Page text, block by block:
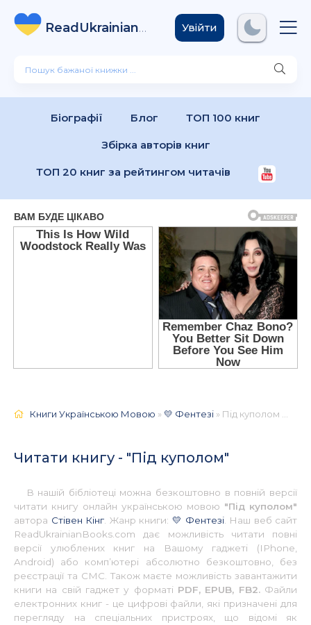
ReadUkrainian
Books .com
Увійти
Біографії Блог ТОП 100 книг
Збірка авторів книг
ТОП 20 книг за рейтингом читачів
Книги Українською Мовою »💛 Фентезі » Під куполом 📚 - Українською
Читати книгу - "Під куполом"
В нашій бібліотеці можна безкоштовно в повній версії
читати книгу онлайн українською мовою "Під куполом"
автора Стівен Кінг . Жанр книги: 💛 Фентезі. Наш веб сайт
ReadUkrainianBooks.com дає можливість читати повні
версії улюблених книг на Вашому гаджеті (IPhone,
Android) або комп’ютері абсолютно безкоштовно, без
реєстрації та СМС. Також маєте можливість завантажити
книги на свій гаджет у форматі PDF, EPUB, FB2.Файли
електронних книг - це цифрові файли, які призначені для
перегляду на спеціальних пристроях, що відомі як